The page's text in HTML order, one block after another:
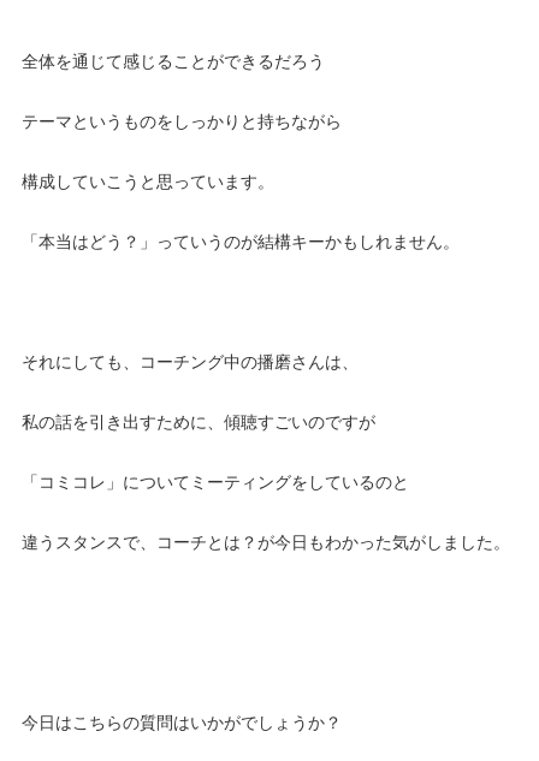
全体を通じて感じることができるだろう
テーマというものをしっかりと持ちながら
構成していこうと思っています。
「本当はどう？」っていうのが結構キーかもしれません。
それにしても、コーチング中の播磨さんは、
私の話を引き出すために、傾聴すごいのですが
「コミコレ」についてミーティングをしているのと
違うスタンスで、コーチとは？が今日もわかった気がしました。
今日はこちらの質問はいかがでしょうか？